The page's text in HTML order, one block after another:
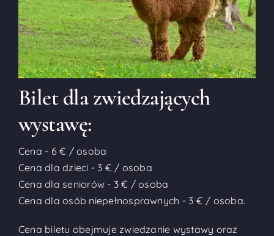
Bilet dla zwiedzających
wystawę:
Cena - 6 € / osoba
Cena dla dzieci - 3 € / osoba
Cena dla seniorów - 3 € / osoba
Cena dla osób niepełnosprawnych - 3 € / osoba.
Cena biletu obejmuje zwiedzanie wystawy oraz